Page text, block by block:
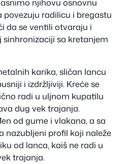
povezuju radilicu i bregastu
da se ventili otvaraju i
sa kretanjem
karika, sličan lancu
i izdržljiviji. Kreće se
radi u uljnom kupatilu
dug vek trajanja.
od gume i vlakana, a sa
nazubljeni profil koji naleže
od lanca, kaiš ne radi u
trajanja.